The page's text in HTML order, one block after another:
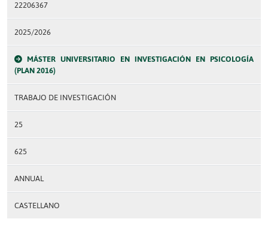
22206367
2025/2026
MÁSTER UNIVERSITARIO EN INVESTIGACIÓN EN PSICOLOGÍA
(PLAN 2016)
TRABAJO DE INVESTIGACIÓN
25
625
ANNUAL
CASTELLANO